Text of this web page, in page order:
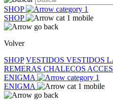
SHOP
SHOP
Volver
SHOP VESTIDOS VESTIDOS
REMERAS CHALECOS
ENIGMA
ENIGMA